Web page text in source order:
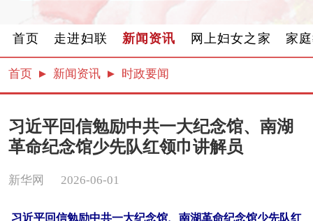
首页 走进妇联 新闻资讯 网上妇女之家 家
首页 新闻资讯 时政要闻
习近平回信勉励中共一大纪念馆、南湖
革命纪念馆少先队红领巾讲解员
新华网 2026-06-01
习近平回信勉励中共一大纪念馆、南湖革命纪念馆少先队红